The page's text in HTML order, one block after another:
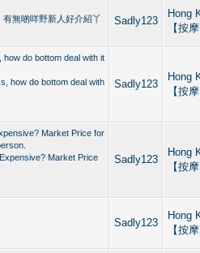
無啲咩野新人好介紹丫
Sadly123
Hong
【按
how do bottom deal with it
how do bottom deal with
Sadly123
Hong
【按
Market Price for
Market Price
Sadly123
Hong
【按
Sadly123
Hong
【按